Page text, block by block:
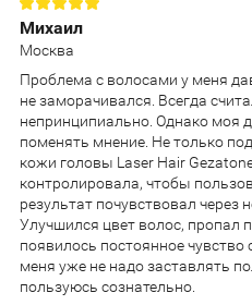
Михаил
Москва
Проблема с волосами у меня
не заморачивался. Всегда
непринципиально. Однако моя
поменять мнение. Не только
кожи головы Laser Hair
контролировала, чтобы
результат почувствовал через
Улучшился цвет волос, пропал
появилось постоянное чувство
меня уже не надо заставлять
пользуюсь сознательно.